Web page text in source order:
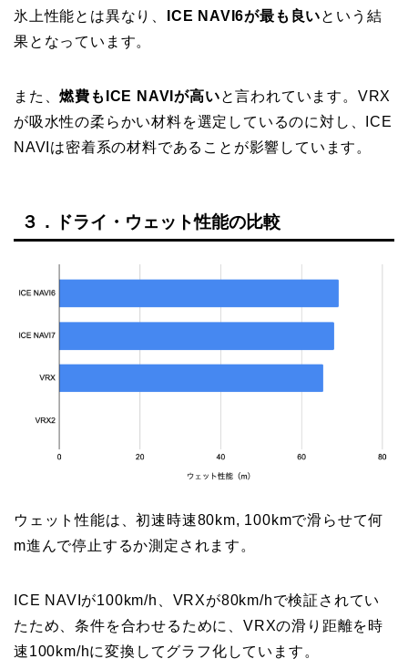
氷上性能とは異なり、 ICE NAVI6が最も良いという結
果となっています。
また、燃費もICE NAVIが高いと言われています。VRX
が吸水性の柔らかい材料を選定しているのに対し、ICE
NAVIは密着系の材料であることが影響しています。
３．ドライ・ウェット性能の比較
ウェット性能は、初速時速80km, 100kmで滑らせて何
m進んで停止するか測定されます。
ICE NAVIが100km/h、VRXが80km/hで検証されてい
たため、条件を合わせるために、VRXの滑り距離を時
速100km/hに変換してグラフ化しています。